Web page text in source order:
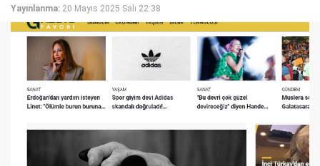
Yayınlanma: 20 Mayıs 2025 Salı 22:38